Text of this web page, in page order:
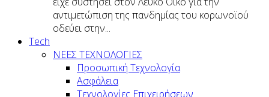
αντιμετώπιση της πανδημίας του κορωνοϊού
οδεύει στην...
Tech
ΝΕΕΣ ΤΕΧΝΟΛΟΓΙΕΣ
Προσωπική Τεχνολογία
Ασφάλεια
Τεχνολογίες Επιχειρήσεων